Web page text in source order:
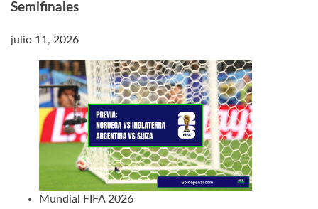
Semifinales
julio 11, 2026
Mundial FIFA 2026